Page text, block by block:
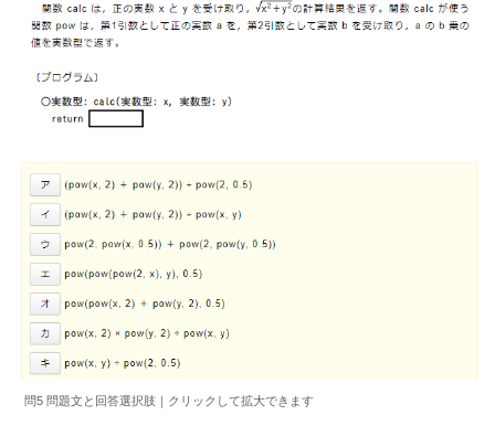
問5 問題文と回答選択肢｜クリックして拡大できます